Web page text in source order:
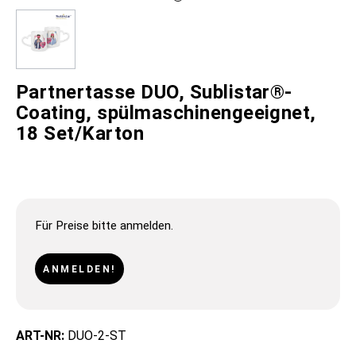
Partnertasse DUO, Sublistar®-
Coating, spülmaschinengeeignet,
18 Set/Karton
Für Preise bitte anmelden.
ANMELDEN!
ART-NR: DUO-2-ST